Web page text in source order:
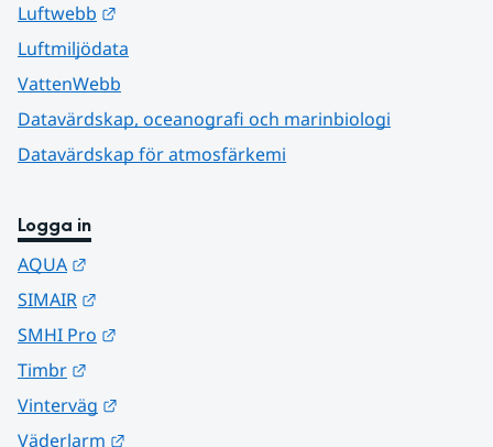
Luftwebb
Luftmiljödata
VattenWebb
Datavärdskap, oceanografi och marinbiologi
Datavärdskap för atmosfärkemi
Logga in
AQUA
SIMAIR
SMHI Pro
Timbr
Vinterväg
Väderlarm